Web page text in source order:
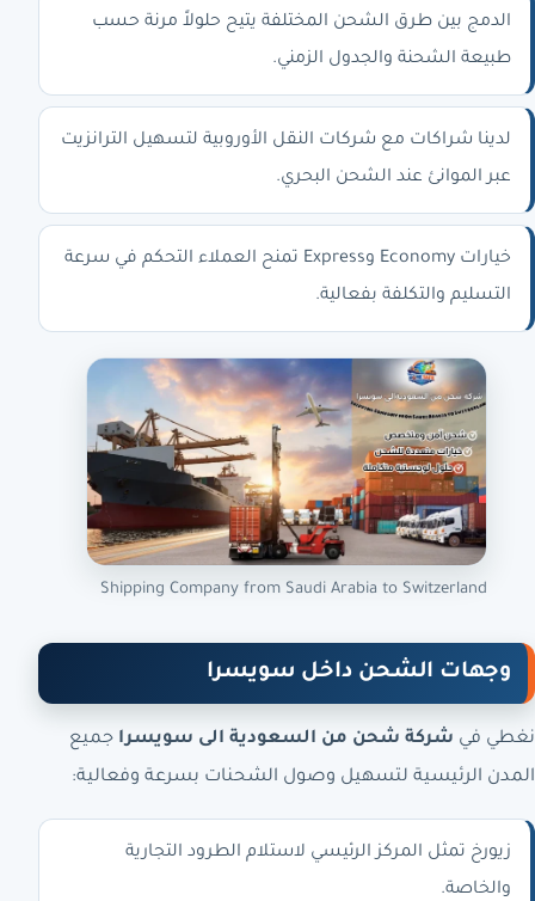
الدمج بين طرق الشحن المختلفة يتيح حلولاً مرنة حسب
طبيعة الشحنة والجدول الزمني.
لدينا شراكات مع شركات النقل الأوروبية لتسهيل الترانزيت
عبر الموانئ عند الشحن البحري.
خيارات Economy وExpress تمنح العملاء التحكم في سرعة
التسليم والتكلفة بفعالية.
Shipping Company from Saudi Arabia to Switzerland
وجهات الشحن داخل سويسرا
نغطي في شركة شحن من السعودية الى سويسرا جميع
المدن الرئيسية لتسهيل وصول الشحنات بسرعة وفعالية:
زيورخ تمثل المركز الرئيسي لاستلام الطرود التجارية
والخاصة.